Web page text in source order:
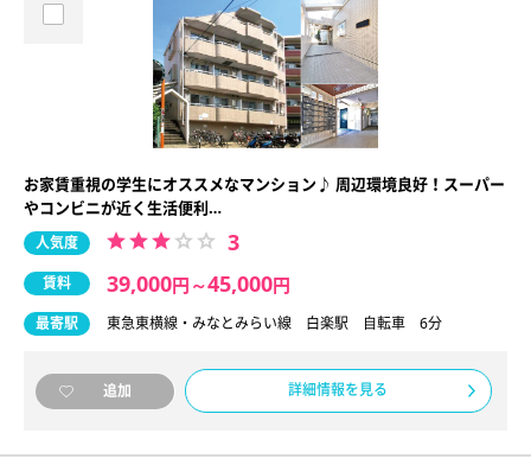
お家賃重視の学生にオススメなマンション♪ 周辺環境良好！スーパー
やコンビニが近く生活便利…
人気度 3
賃料 39,000円 ～45,000円
最寄駅 東急東横線・みなとみらい線 白楽駅 自転車 6分
追加 詳細情報を見る